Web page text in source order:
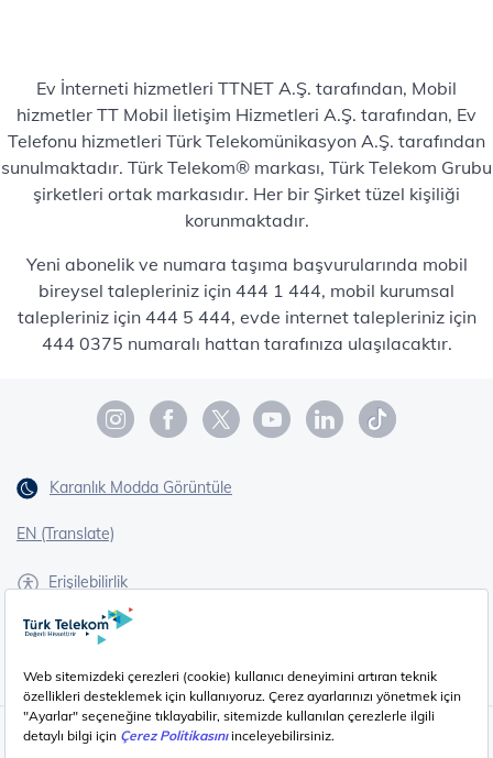
Ev İnterneti hizmetleri TTNET A.Ş. tarafından, Mobil
hizmetler TT Mobil İletişim Hizmetleri A.Ş. tarafından, Ev
Telefonu hizmetleri Türk Telekomünikasyon A.Ş. tarafından
sunulmaktadır. Türk Telekom® markası, Türk Telekom Grubu
şirketleri ortak markasıdır. Her bir Şirket tüzel kişiliği
korunmaktadır.
Yeni abonelik ve numara taşıma başvurularında mobil
bireysel talepleriniz için 444 1 444, mobil kurumsal
talepleriniz için 444 5 444, evde internet talepleriniz için
444 0375 numaralı hattan tarafınıza ulaşılacaktır.
Karanlık Modda Görüntüle
EN (Translate)
Erişilebilirlik
İşaret Dili Çevirisi